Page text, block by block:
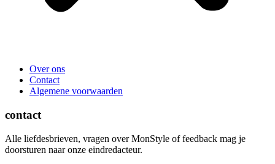
Over ons
Contact
Algemene voorwaarden
contact
Alle liefdesbrieven, vragen over MonStyle of feedback mag je
doorsturen naar onze eindredacteur.